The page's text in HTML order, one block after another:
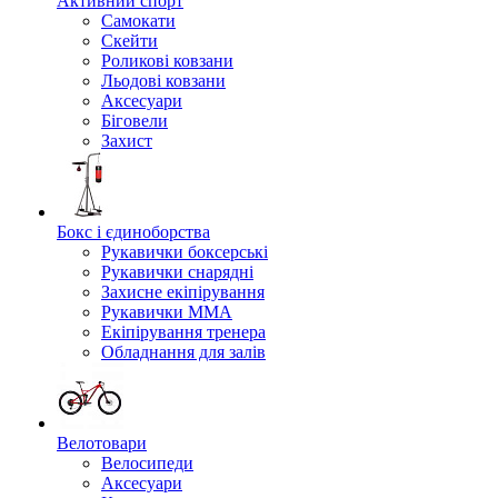
Самокати
Скейти
Роликові ковзани
Льодові ковзани
Аксесуари
Біговели
Захист
Бокс і єдиноборства
Рукавички боксерські
Рукавички снарядні
Захисне екіпірування
Рукавички ММА
Екіпірування тренера
Обладнання для залів
Велотовари
Велосипеди
Аксесуари